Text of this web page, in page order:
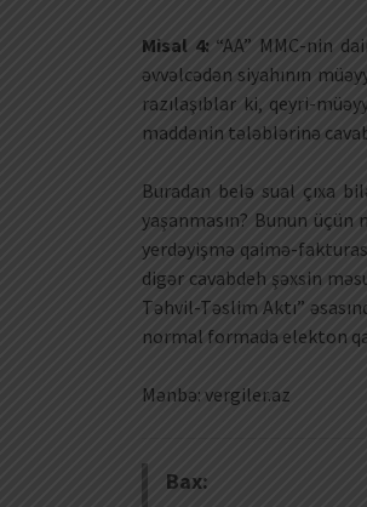
Misal 4:“AA” MMC-nin
əvvəlcədən siyahının
razılaşıblar ki, qeyri-
maddənin tələblərinə
Buradan belə sual çıxa
yaşanmasın? Bunun
yerdəyişmə qaimə-
digər cavabdeh şəxsin
Təhvil-Təslim Aktı”
normal formada elekton
Mənbə: vergiler.az
Bax: